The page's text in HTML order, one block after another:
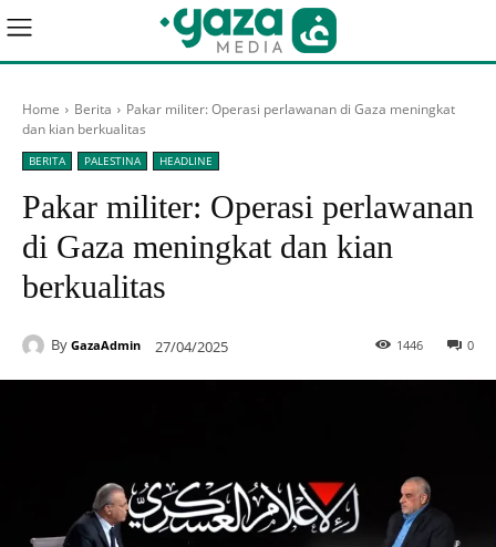
Home Berita
Pakar militer: Operasi perlawanan di Gaza meningkat
dan kian berkualitas
BERITA PALESTINA HEADLINE
Pakar militer: Operasi perlawanan
di Gaza meningkat dan kian
berkualitas
By GazaAdmin 27/04/2025 0
1446